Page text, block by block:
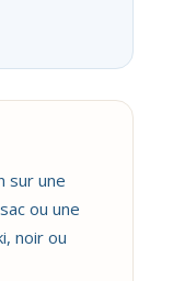
sur une
ou une
noir ou